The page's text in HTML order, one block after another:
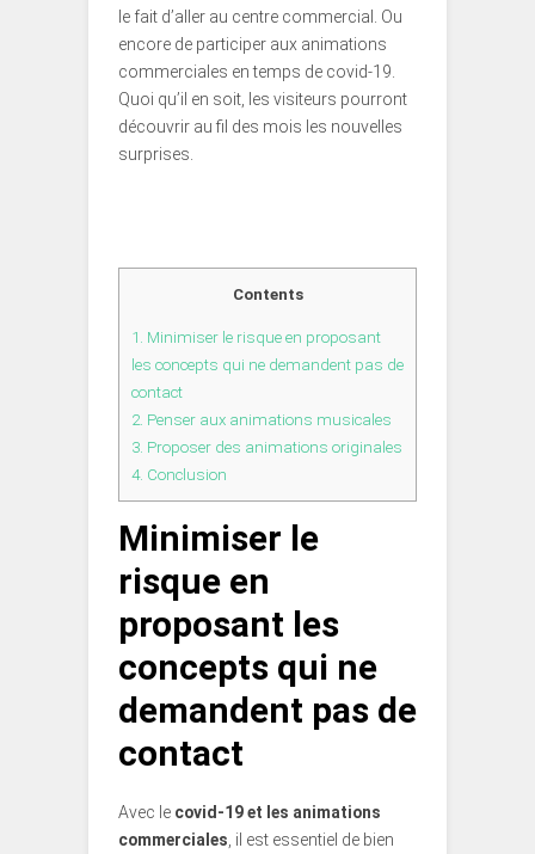
le fait d’aller au centre commercial. Ou
encore de participer aux animations
commerciales en temps de covid-19.
Quoi qu’il en soit, les visiteurs pourront
découvrir au fil des mois les nouvelles
surprises.
Contents
1. Minimiser le risque en proposant
les concepts qui ne demandent pas de
contact
2. Penser aux animations musicales
3. Proposer des animations originales
4. Conclusion
Minimiser le
risque en
proposant les
concepts qui ne
demandent pas de
contact
Avec le covid-19 et les animations
commerciales , il est essentiel de bien